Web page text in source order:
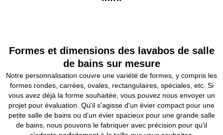
Formes et dimensions des lavabos de salle
de bains sur mesure
Notre personnalisation couvre une variété de formes, y compris les
formes rondes, carrées, ovales, rectangulaires, spéciales, etc. Si
vous avez déjà la forme souhaitée, vous pouvez nous envoyer un
projet pour évaluation. Qu'il s'agisse d'un évier compact pour une
petite salle de bains ou d'un évier spacieux pour une grande salle
de bains, nous pouvons le fabriquer avec précision pour qu'il